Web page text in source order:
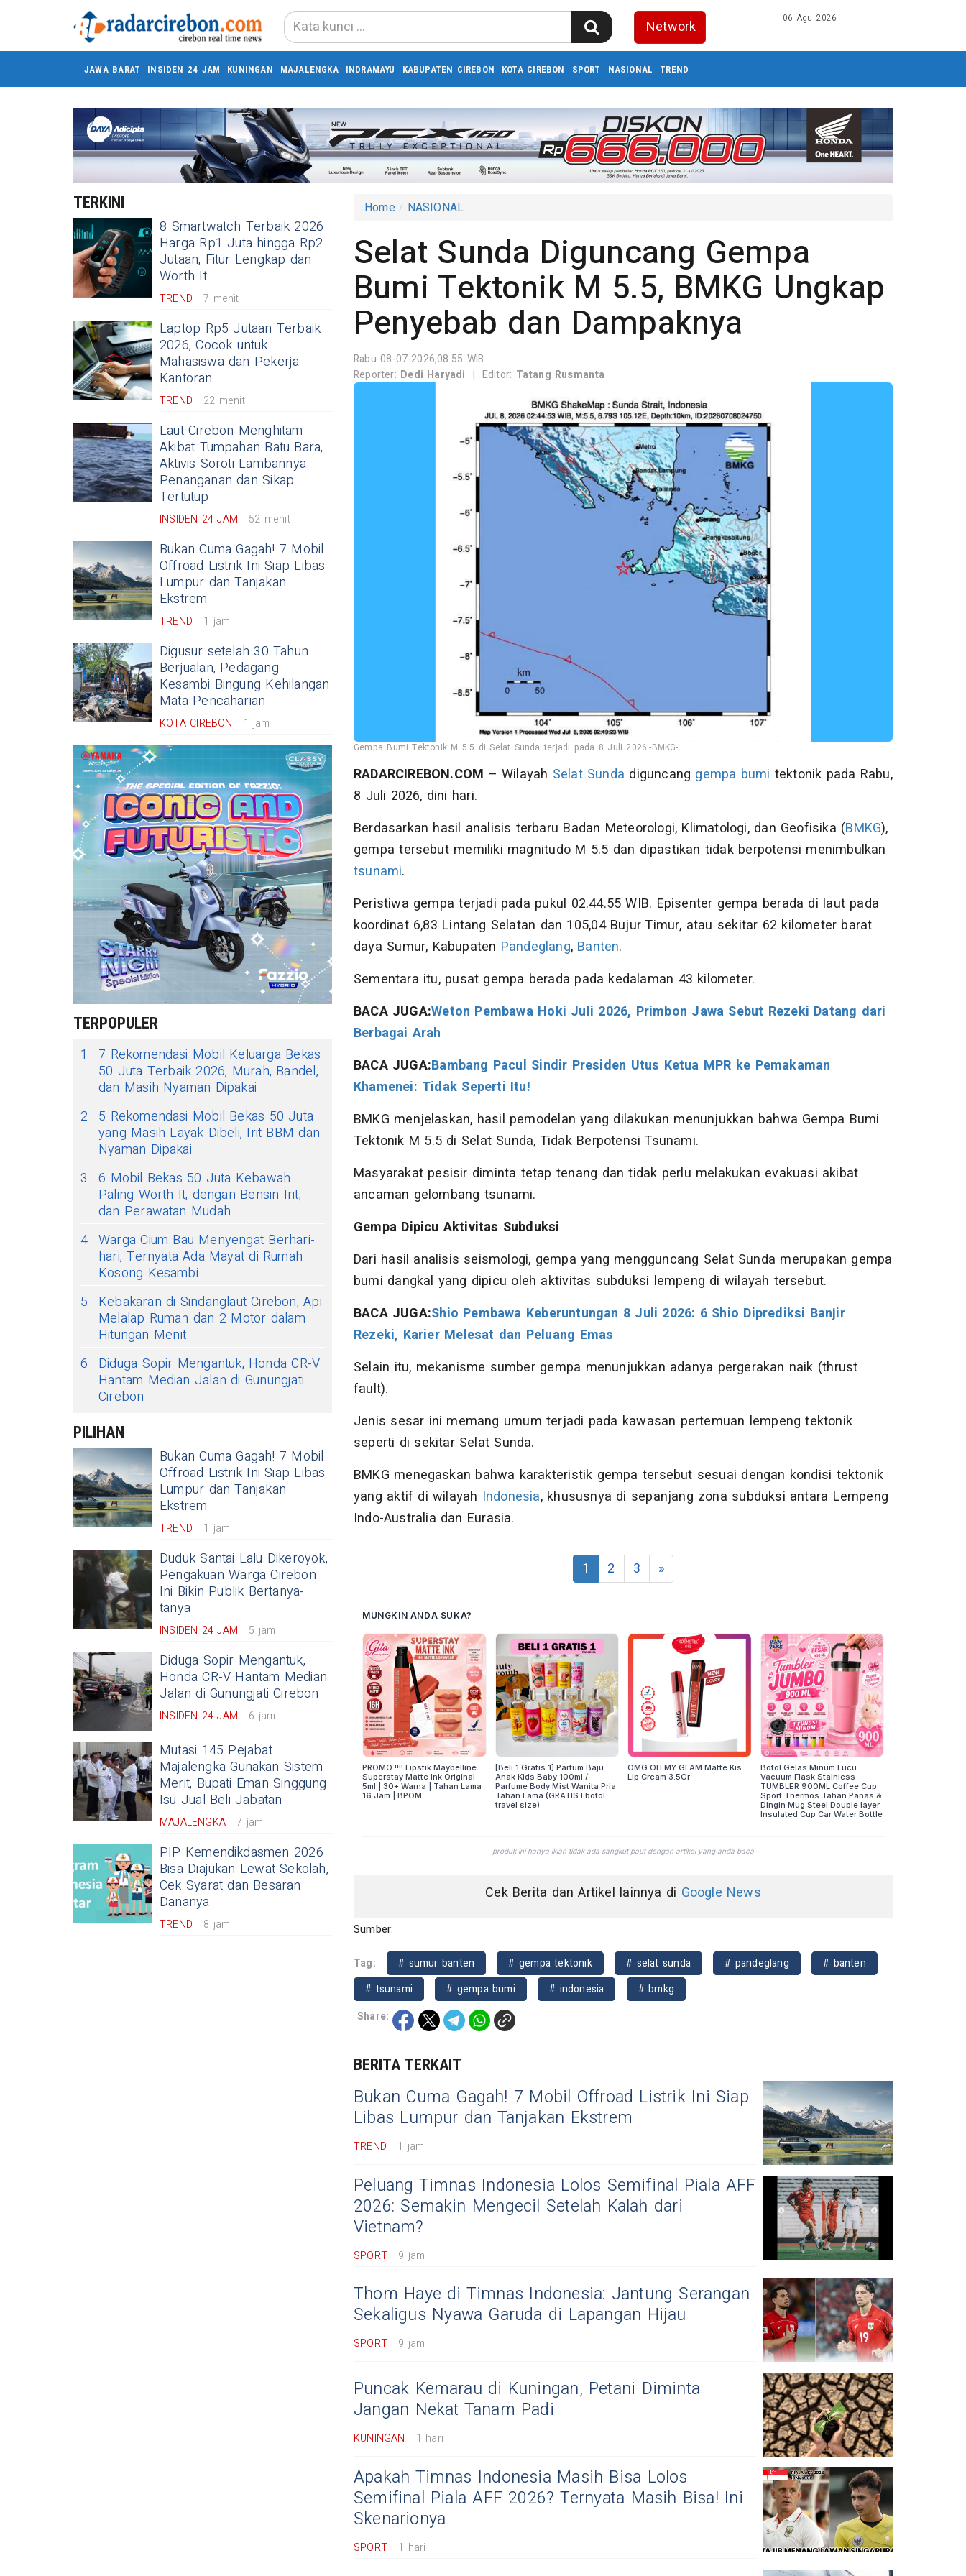
Network 06 Agu 2026
JAWA BARAT INSIDEN 24 JAM KUNINGAN MAJALENGKA INDRAMAYU KABUPATEN CIREBON KOTA CIREBON SPORT NASIONAL TREND
TERKINI
8 Smartwatch Terbaik 2026
Harga Rp1 Juta hingga Rp2
Jutaan, Fitur Lengkap dan
Worth It
TREND 7 menit
Laptop Rp5 Jutaan Terbaik
2026, Cocok untuk
Mahasiswa dan Pekerja
Kantoran
TREND 22 menit
Laut Cirebon Menghitam
Akibat Tumpahan Batu Bara,
Aktivis Soroti Lambannya
Penanganan dan Sikap
Tertutup
INSIDEN 24 JAM 52 menit
Bukan Cuma Gagah! 7 Mobil
Offroad Listrik Ini Siap Libas
Lumpur dan Tanjakan
Ekstrem
TREND 1 jam
Digusur setelah 30 Tahun
Berjualan, Pedagang
Kesambi Bingung Kehilangan
Mata Pencaharian
KOTA CIREBON 1 jam
TERPOPULER
1
7 Rekomendasi Mobil Keluarga Bekas
50 Juta Terbaik 2026, Murah, Bandel,
dan Masih Nyaman Dipakai
2
5 Rekomendasi Mobil Bekas 50 Juta
yang Masih Layak Dibeli, Irit BBM dan
Nyaman Dipakai
3
6 Mobil Bekas 50 Juta Kebawah
Paling Worth It, dengan Bensin Irit,
dan Perawatan Mudah
4 Warga Cium Bau Menyengat Berhari-
hari, Ternyata Ada Mayat di Rumah
Kosong Kesambi
5
Kebakaran di Sindanglaut Cirebon, Api
Melalap Rumah dan 2 Motor dalam
Hitungan Menit
6
Diduga Sopir Mengantuk, Honda CR-V
Hantam Median Jalan di Gunungjati
Cirebon
PILIHAN
Bukan Cuma Gagah! 7 Mobil
Offroad Listrik Ini Siap Libas
Lumpur dan Tanjakan
Ekstrem
TREND 1 jam
Duduk Santai Lalu Dikeroyok,
Pengakuan Warga Cirebon
Ini Bikin Publik Bertanya-
tanya
INSIDEN 24 JAM 5 jam
Diduga Sopir Mengantuk,
Honda CR-V Hantam Median
Jalan di Gunungjati Cirebon
INSIDEN 24 JAM 6 jam
Mutasi 145 Pejabat
Majalengka Gunakan Sistem
Merit, Bupati Eman Singgung
Isu Jual Beli Jabatan
MAJALENGKA 7 jam
PIP Kemendikdasmen 2026
Bisa Diajukan Lewat Sekolah,
Cek Syarat dan Besaran
Dananya
TREND 8 jam
Home NASIONAL
Selat Sunda Diguncang Gempa
Bumi Tektonik M 5.5, BMKG Ungkap
Penyebab dan Dampaknya
Rabu 08-07-2026,08:55 WIB
Reporter: Dedi Haryadi | Editor: Tatang Rusmanta
Gempa Bumi Tektonik M 5.5 di Selat Sunda terjadi pada 8 Juli 2026.-BMKG-
RADARCIREBON.COM – Wilayah Selat Sunda diguncang gempa bumi tektonik pada Rabu,
8 Juli 2026, dini hari.
Berdasarkan hasil analisis terbaru Badan Meteorologi, Klimatologi, dan Geofisika (BMKG),
gempa tersebut memiliki magnitudo M 5.5 dan dipastikan tidak berpotensi menimbulkan
tsunami.
Peristiwa gempa terjadi pada pukul 02.44.55 WIB. Episenter gempa berada di laut pada
koordinat 6,83 Lintang Selatan dan 105,04 Bujur Timur, atau sekitar 62 kilometer barat
daya Sumur, Kabupaten Pandeglang, Banten.
Sementara itu, pusat gempa berada pada kedalaman 43 kilometer.
BACA JUGA:Weton Pembawa Hoki Juli 2026, Primbon Jawa Sebut Rezeki Datang dari
Berbagai Arah
BACA JUGA:Bambang Pacul Sindir Presiden Utus Ketua MPR ke Pemakaman
Khamenei: Tidak Seperti Itu!
BMKG menjelaskan, hasil pemodelan yang dilakukan menunjukkan bahwa Gempa Bumi
Tektonik M 5.5 di Selat Sunda, Tidak Berpotensi Tsunami.
Masyarakat pesisir diminta tetap tenang dan tidak perlu melakukan evakuasi akibat
ancaman gelombang tsunami.
Gempa Dipicu Aktivitas Subduksi
Dari hasil analisis seismologi, gempa yang mengguncang Selat Sunda merupakan gempa
bumi dangkal yang dipicu oleh aktivitas subduksi lempeng di wilayah tersebut.
BACA JUGA:Shio Pembawa Keberuntungan 8 Juli 2026: 6 Shio Diprediksi Banjir
Rezeki, Karier Melesat dan Peluang Emas
Selain itu, mekanisme sumber gempa menunjukkan adanya pergerakan naik (thrust
fault).
Jenis sesar ini memang umum terjadi pada kawasan pertemuan lempeng tektonik
seperti di sekitar Selat Sunda.
BMKG menegaskan bahwa karakteristik gempa tersebut sesuai dengan kondisi tektonik
yang aktif di wilayah Indonesia, khususnya di sepanjang zona subduksi antara Lempeng
Indo-Australia dan Eurasia.
1 2 3 »
Cek Berita dan Artikel lainnya di Google News
Sumber:
Tag: # sumur banten # gempa tektonik # selat sunda # pandeglang
# banten
# tsunami
# gempa bumi # indonesia
# bmkg
Share:
BERITA TERKAIT
Bukan Cuma Gagah! 7 Mobil Offroad Listrik Ini Siap
Libas Lumpur dan Tanjakan Ekstrem
TREND 1 jam
Peluang Timnas Indonesia Lolos Semifinal Piala AFF
2026: Semakin Mengecil Setelah Kalah dari
Vietnam?
SPORT 9 jam
Thom Haye di Timnas Indonesia: Jantung Serangan
Sekaligus Nyawa Garuda di Lapangan Hijau
SPORT 9 jam
Puncak Kemarau di Kuningan, Petani Diminta
Jangan Nekat Tanam Padi
KUNINGAN 1 hari
Apakah Timnas Indonesia Masih Bisa Lolos
Semifinal Piala AFF 2026? Ternyata Masih Bisa! Ini
Skenarionya
SPORT 1 hari